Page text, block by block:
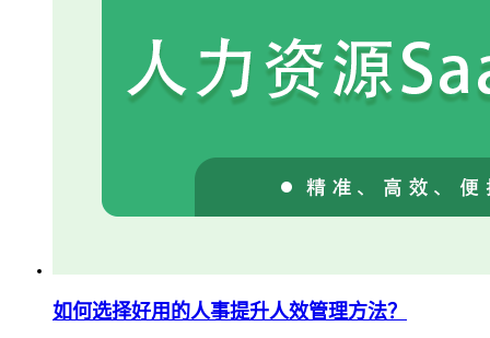
如何选择好用的人事提升人效管理方法？